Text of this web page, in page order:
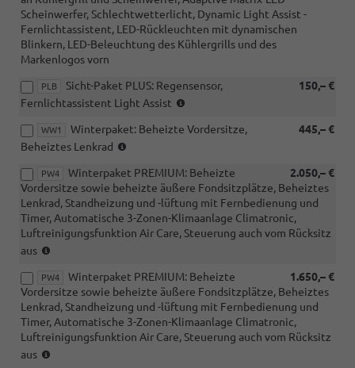
Scheinwerfer, Schlechtwetterlicht, Dynamic Light Assist -
Fernlichtassistent, LED-Rückleuchten mit dynamischen
Blinkern, LED-Beleuchtung des Kühlergrills und des
Markenlogos vorn
PLB 150,– €
Sicht-Paket PLUS: Regensensor,
Fernlichtassistent Light Assist
mit
WW1 445,– €
Winterpaket: Beheizte Vordersitze,
Beheiztes Lenkrad
1.5
eTSI
DSG)
PW4 2.050,– €
Winterpaket PREMIUM: Beheizte
Vordersitze sowie beheizte äußere Fondsitzplätze, Beheiztes
Lenkrad, Standheizung und -lüftung mit Fernbedienung und
Timer, Automatische 3-Zonen-Klimaanlage Climatronic,
Luftreinigungsfunktion Air Care, Steuerung auch vom Rücksitz
aus
mit
eHybrid)
PW4 1.650,– €
Winterpaket PREMIUM: Beheizte
Vordersitze sowie beheizte äußere Fondsitzplätze, Beheiztes
Lenkrad, Standheizung und -lüftung mit Fernbedienung und
Timer, Automatische 3-Zonen-Klimaanlage Climatronic,
Luftreinigungsfunktion Air Care, Steuerung auch vom Rücksitz
aus